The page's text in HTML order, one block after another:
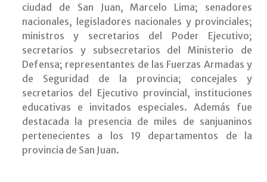
ciudad de San Juan, Marcelo Lima; senadores
nacionales, legisladores nacionales y provinciales;
ministros y secretarios del Poder Ejecutivo;
secretarios y subsecretarios del Ministerio de
Defensa; representantes de las Fuerzas Armadas y
de Seguridad de la provincia; concejales y
secretarios del Ejecutivo provincial, instituciones
educativas e invitados especiales. Además fue
destacada la presencia de miles de sanjuaninos
pertenecientes a los 19 departamentos de la
provincia de San Juan.